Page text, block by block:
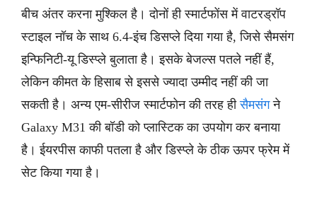
बीच अंतर करना मुश्किल है। दोनों ही स्मार्टफोंस में वाटरड्रॉप
स्टाइल नॉच के साथ 6.4-इंच डिसप्ले दिया गया है, जिसे सैमसंग
इन्फिनिटी-यू डिस्प्ले बुलाता है। इसके बेजल्स पतले नहीं हैं,
लेकिन कीमत के हिसाब से इससे ज्यादा उम्मीद नहीं की जा
सकती है। अन्य एम-सीरीज स्मार्टफोन की तरह हीसैमसंगने
Galaxy M31 की बॉडी को प्लास्टिक का उपयोग कर बनाया
है। ईयरपीस काफी पतला है और डिस्प्ले के ठीक ऊपर फ्रेम में
सेट किया गया है।